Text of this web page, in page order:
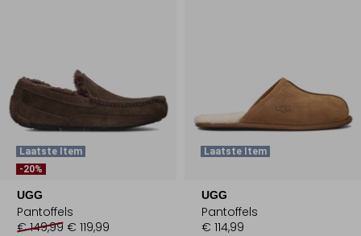
Laatste Item
-20%
UGG
Pantoffels
€ 149,99 € 119,99
Laatste Item
UGG
Pantoffels
€ 114,99